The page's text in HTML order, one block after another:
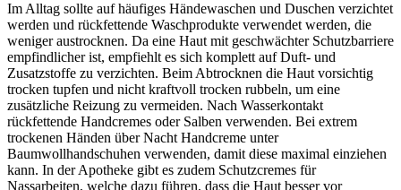
Im Alltag sollte auf häufiges Händewaschen und Duschen verzichtet
werden und rückfettende Waschprodukte verwendet werden, die
weniger austrocknen. Da eine Haut mit geschwächter Schutzbarriere
empfindlicher ist, empfiehlt es sich komplett auf Duft- und
Zusatzstoffe zu verzichten. Beim Abtrocknen die Haut vorsichtig
trocken tupfen und nicht kraftvoll trocken rubbeln, um eine
zusätzliche Reizung zu vermeiden. Nach Wasserkontakt
rückfettende Handcremes oder Salben verwenden. Bei extrem
trockenen Händen über Nacht Handcreme unter
Baumwollhandschuhen verwenden, damit diese maximal einziehen
kann. In der Apotheke gibt es zudem Schutzcremes für
Nassarbeiten, welche dazu führen, dass die Haut besservor